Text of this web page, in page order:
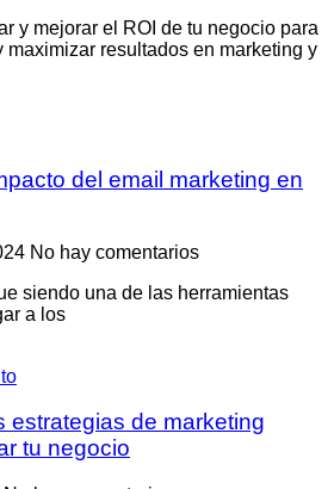
y mejorar el ROI de tu negocio para
resultados en marketing y
del email marketing en
No hay comentarios
siendo una de las herramientas
a los
estrategias de marketing
tu negocio